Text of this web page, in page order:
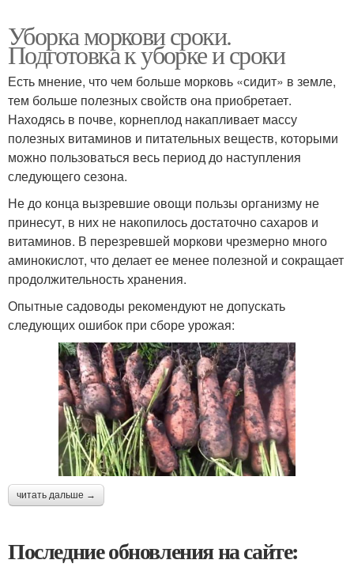
Уборка моркови сроки.
Подготовка к уборке и сроки
Есть мнение, что чем больше морковь «сидит» в земле,
тем больше полезных свойств она приобретает.
Находясь в почве, корнеплод накапливает массу
полезных витаминов и питательных веществ, которыми
можно пользоваться весь период до наступления
следующего сезона.
Не до конца вызревшие овощи пользы организму не
принесут, в них не накопилось достаточно сахаров и
витаминов. В перезревшей моркови чрезмерно много
аминокислот, что делает ее менее полезной и сокращает
продолжительность хранения.
Опытные садоводы рекомендуют не допускать
следующих ошибок при сборе урожая:
читать дальше →
Последние обновления на сайте: